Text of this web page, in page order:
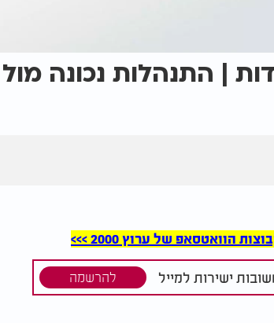
| התנהלות נכונה מול
של ערוץ 2000 >>>
ישירות למייל להרשמה